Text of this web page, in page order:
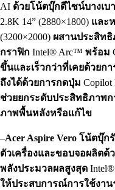
AI ด้วยโน้ตบุ๊กดีไซน์บางเบา
2.8K 14” (2880×1800) และ
(3200×2000) ผสานประสิท
กราฟิก Intel® Arc™ พร้อม
ขึ้นและเร็วกว่าที่เคยด้วยก
ถึงได้ด้วยการกดปุ่ม Copilot
ช่วยยกระดับประสิทธิภาพก
ภาพพื้นหลังหรือแก้ไข
–Acer Aspire Vero โน้ตบุ๊
ตัวเครื่องและขอบจอผลิตด้
พลังประมวลผลสูงสุด
ให้ประสบการณ์การใช้งาน